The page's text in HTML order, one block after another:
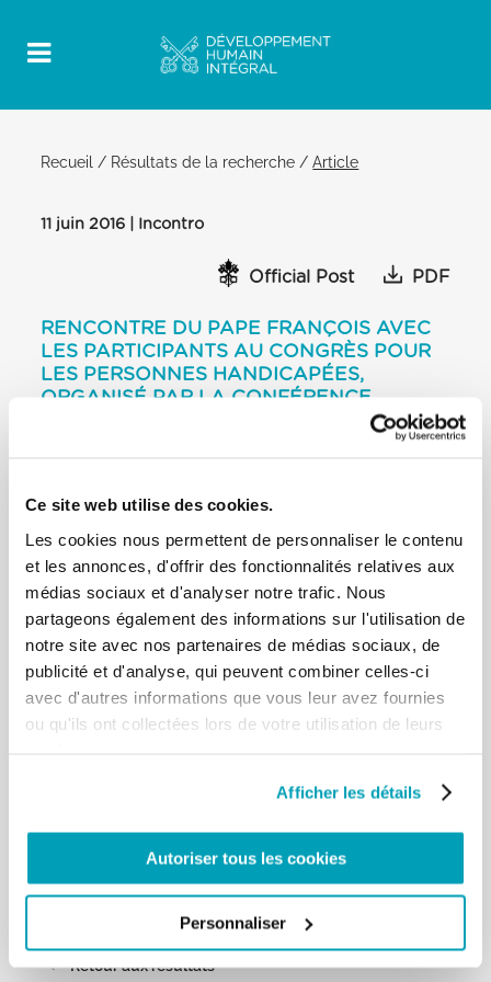
Ce site web utilise des cookies.
Les cookies nous permettent de personnaliser le contenu
et les annonces, d'offrir des fonctionnalités relatives aux
médias sociaux et d'analyser notre trafic. Nous
partageons également des informations sur l'utilisation de
notre site avec nos partenaires de médias sociaux, de
publicité et d'analyse, qui peuvent combiner celles-ci
avec d'autres informations que vous leur avez fournies
ou qu'ils ont collectées lors de votre utilisation de leurs
Afficher les détails
Autoriser tous les cookies
Personnaliser
Recueil / Résultats de la recherche /Article
11 juin 2016 | Incontro
Official Post PDF
RENCONTRE DU PAPE FRANÇOIS AVEC
LES PARTICIPANTS AU CONGRÈS POUR
LES PERSONNES HANDICAPÉES,
ORGANISÉ PAR LA CONFÉRENCE
[…] Dans ce domaine également, l’engagement des
familles est décisif, celles-ci
demandant non seulement d’être accueillies, mais
nos communautés chrétiennes soient des
«maisons» où chaque souffrance trouve
com-passion, où chaque famille avec son fardeau
de douleur et de difficultés puisse
se sentir comprise et respectée dans sa dignité.
Comme je l’ai observé dans
qu’aux personnes diversement aptes, est un signe
situations sont paradigmatiques: elles mettent
spécialement en évidence la manière
dont on vit aujourd’hui la logique de l’accueil
personnes fragiles» (n. 47). […]
Retour aux résultats